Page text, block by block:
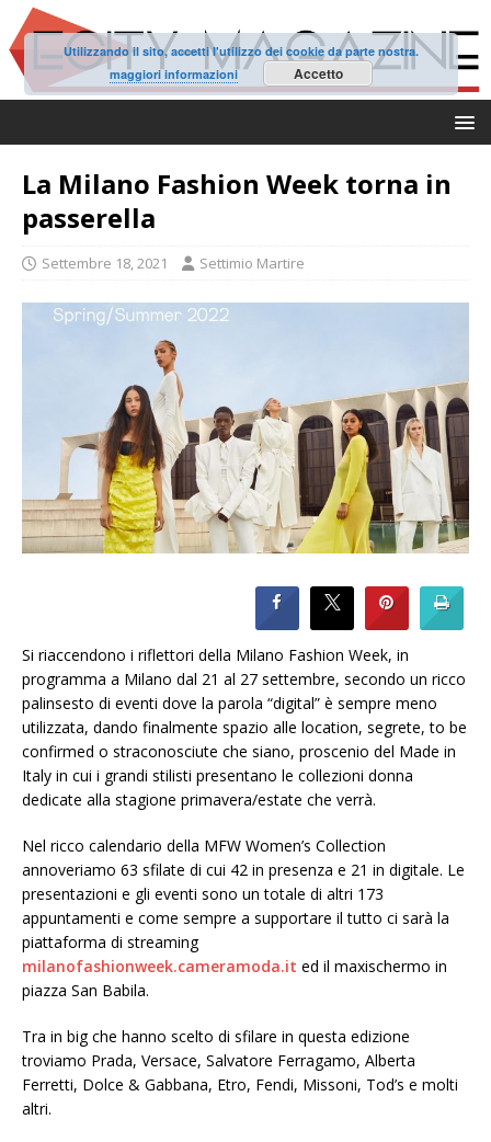
La Milano Fashion Week torna in
passerella
Settembre 18, 2021 Settimio Martire
Si riaccendono i riflettori della Milano Fashion Week, in
programma a Milano dal 21 al 27 settembre, secondo un ricco
palinsesto di eventi dove la parola “digital” è sempre meno
utilizzata, dando finalmente spazio alle location, segrete, to be
confirmed o straconosciute che siano, proscenio del Made in
Italy in cui i grandi stilisti presentano le collezioni donna
dedicate alla stagione primavera/estate che verrà.
Nel ricco calendario della MFW Women’s Collection
annoveriamo 63 sfilate di cui 42 in presenza e 21 in digitale. Le
presentazioni e gli eventi sono un totale di altri 173
appuntamenti e come sempre a supportare il tutto ci sarà la
piattaforma di streaming
milanofashionweek.cameramoda.it ed il maxischermo in
piazza San Babila.
Tra in big che hanno scelto di sfilare in questa edizione
troviamo Prada, Versace, Salvatore Ferragamo, Alberta
Ferretti, Dolce & Gabbana, Etro, Fendi, Missoni, Tod’s e molti
altri.
Utilizzando il sito, accetti l'utilizzo dei cookie da parte nostra.
maggiori informazioni
Accetto